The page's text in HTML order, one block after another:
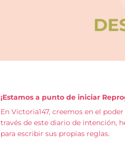
¡Estamos a punto de iniciar
En Victoria147, creemos en el
través de este diario de intención,
para escribir sus propias reglas.